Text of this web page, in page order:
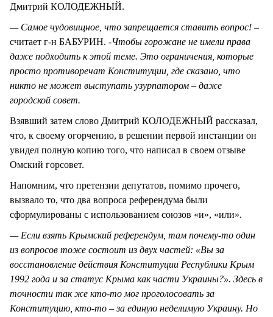
Дмитрий КОЛОДЕЖНЫЙ.
— Самое чудовищное, что запрещается ставить вопрос! –
считает г-н БАБУРИН. -Чтобы горожане не имели права
даже подходить к этой теме. Это ограничения, которые
просто противоречат Конституции, где сказано, что
никто не может выступать узурпатором – даже
городской совет.
Взявший затем слово Дмитрий КОЛОДЕЖНЫЙ рассказал,
что, к своему огорчению, в решении первой инстанции он
увидел полную копию того, что написал в своем отзыве
Омский горсовет.
Напомним, что претензии депутатов, помимо прочего,
вызвало то, что два вопроса референдума были
сформулированы с использованием союзов «и», «или».
— Если взять Крымский референдум, там почему-то один
из вопросов тоже состоит из двух частей: «Вы за
восстановление действия Конституции Республики Крым
1992 года и за статус Крыма как части Украины?». Здесь в
точности так же кто-то мог проголосовать за
Конституцию, кто-то – за единую неделимую Украину. Но